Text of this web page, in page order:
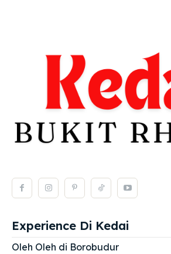
Experience Di Kedai
Oleh Oleh di Borobudur